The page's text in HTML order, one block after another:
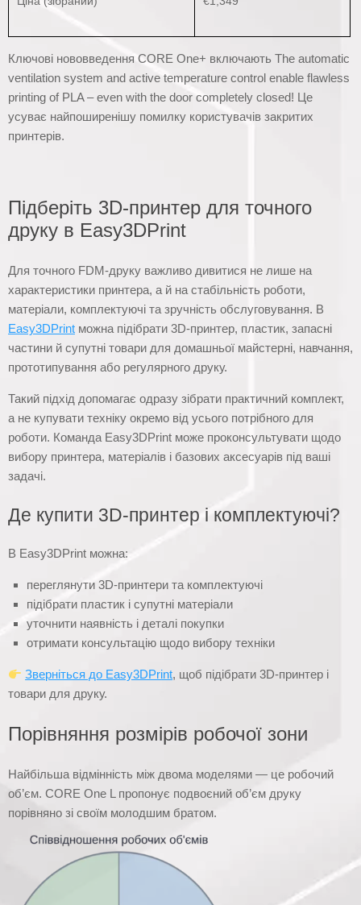
Ключові нововведення CORE One+ включають The automatic
ventilation system and active temperature control enable flawless
printing of PLA – even with the door completely closed! Це
усуває найпоширенішу помилку користувачів закритих
принтерів.
Підберіть 3D-принтер для точного
друку в Easy3DPrint
Для точного FDM-друку важливо дивитися не лише на
характеристики принтера, а й на стабільність роботи,
матеріали, комплектуючі та зручність обслуговування. В
Easy3DPrint можна підібрати 3D-принтер, пластик, запасні
частини й супутні товари для домашньої майстерні, навчання,
прототипування або регулярного друку.
Такий підхід допомагає одразу зібрати практичний комплект,
а не купувати техніку окремо від усього потрібного для
роботи. Команда Easy3DPrint може проконсультувати щодо
вибору принтера, матеріалів і базових аксесуарів під ваші
задачі.
Де купити 3D-принтер і комплектуючі?
В Easy3DPrint можна:
переглянути 3D-принтери та комплектуючі
підібрати пластик і супутні матеріали
уточнити наявність і деталі покупки
отримати консультацію щодо вибору техніки
Зверніться до Easy3DPrint, щоб підібрати 3D-принтер і
товари для друку.
Порівняння розмірів робочої зони
Найбільша відмінність між двома моделями — це робочий
об’єм. CORE One L пропонує подвоєний об’єм друку
порівняно зі своїм молодшим братом.